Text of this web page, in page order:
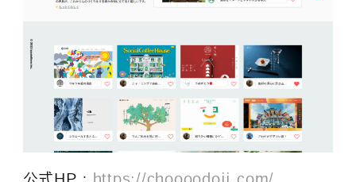
公式HP： https://choooodoii.com/